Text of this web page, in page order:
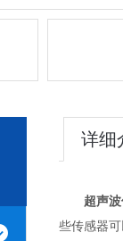
详细
超声
些传感器